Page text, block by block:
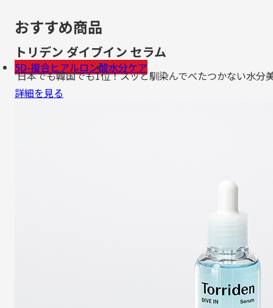
おすすめ商品
トリデン ダイブイン セラム
5D-複合ヒアルロン酸水分ケア
日本でも韓国でも1位！スッと馴染んでべたつかない水分
詳細を見る